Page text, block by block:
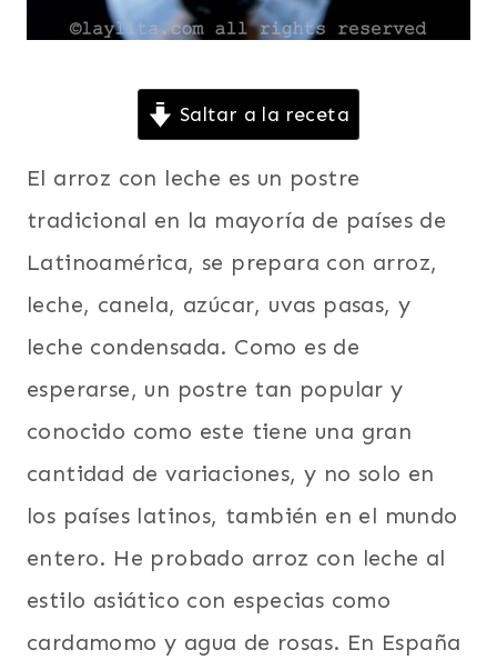
RECETAS
SANTA
PASCUAS
SUDAMERICA
|
|
VEGETARIANA
VENEZUELA
Saltar a la receta
El arroz con leche es un postre
tradicional en la mayoría de países de
Latinoamérica, se prepara con arroz,
leche, canela, azúcar, uvas pasas, y
leche condensada. Como es de
esperarse, un postre tan popular y
conocido como este tiene una gran
cantidad de variaciones, y no solo en
los países latinos, también en el mundo
entero. He probado arroz con leche al
estilo asiático con especias como
cardamomo y agua de rosas. En España